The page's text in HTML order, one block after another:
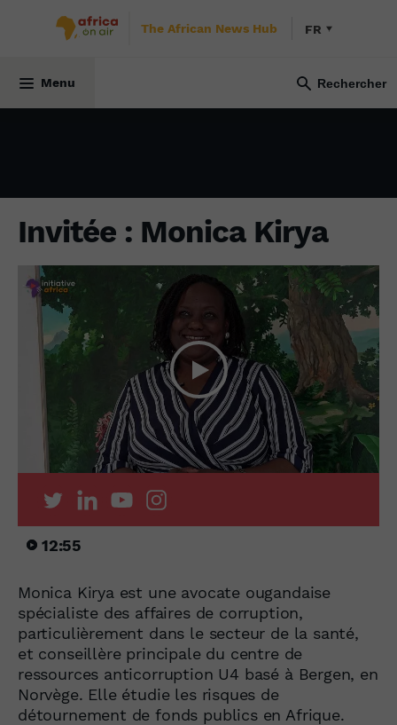
The African News Hub FR
Menu
Invitée : Monica Kirya
12:55
Monica Kirya est une avocate ougandaise
spécialiste des affaires de corruption,
particulièrement dans le secteur de la santé,
et conseillère principale du centre de
ressources anticorruption U4 basé à Bergen, en
Norvège. Elle étudie les risques de
détournement de fonds publics en Afrique.